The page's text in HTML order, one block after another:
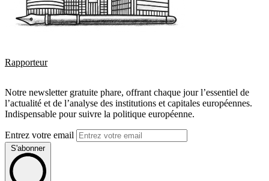
Rapporteur
Notre newsletter gratuite phare, offrant chaque jour l’essentiel de
l’actualité et de l’analyse des institutions et capitales européennes.
Indispensable pour suivre la politique européenne.
Entrez votre email
S'abonner